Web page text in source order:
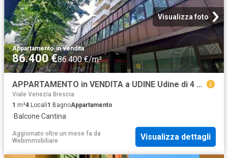
Visualizza foto
Appartamento·in vendita
86.400 €86.400 €/m²
APPARTAMENTO in VENDITA a UDINE Udine di 4 vani
Viale Venezia Brescia
1 m²4 Locali1 BagnoAppartamento
·Balcone·Cantina
Aggiornato oltre un mese fa da
Webimmobiliare
Visualizza dettagli